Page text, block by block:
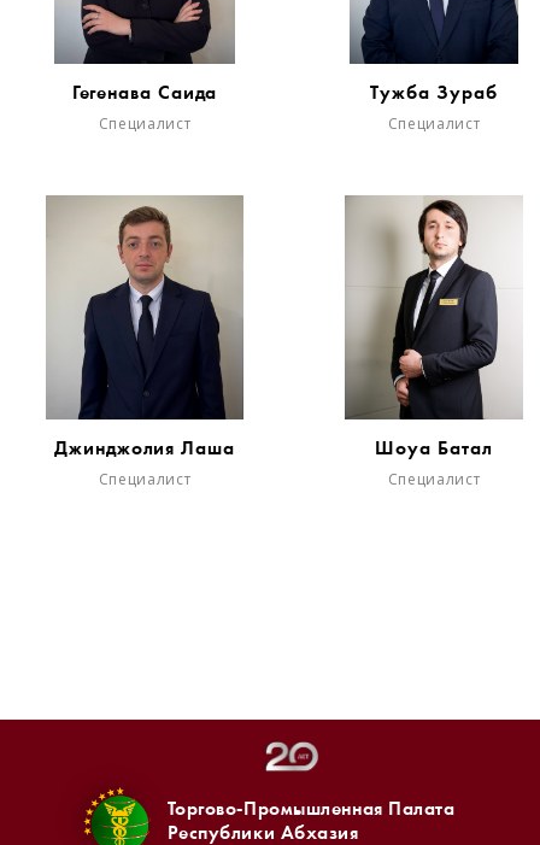
Гегенава Саида
Специалист
Тужба Зураб
Специалист
Джинджолия Лаша
Специалист
Шоуа Батал
Специалист
Торгово-Промышленная Палата
Республики Абхазия